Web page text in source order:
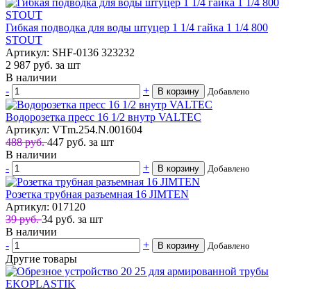
Гибкая подводка для воды штуцер 1 1/4 гайка 1 1/4 800
STOUT
Артикул: SHF-0136 323232
2 987 руб. за шт
В наличии
-
+ В корзину Добавлено
Водорозетка пресс 16 1/2 внутр VALTEC
Артикул: VTm.254.N.001604
488 руб.447 руб. за шт
В наличии
-
+ В корзину Добавлено
Розетка трубная разъемная 16 JIMTEN
Артикул: 017120
39 руб.34 руб. за шт
В наличии
-
+ В корзину Добавлено
Другие товары